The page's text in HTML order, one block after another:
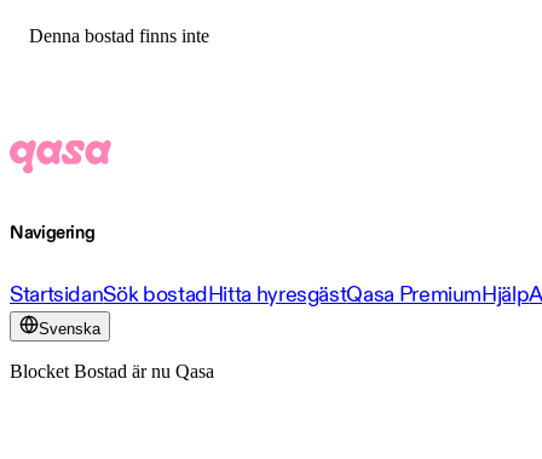
Denna bostad finns inte
Navigering
StartsidanSök bostadHitta hyresgästQasa PremiumHjälp
Svenska
Blocket Bostad är nu Qasa